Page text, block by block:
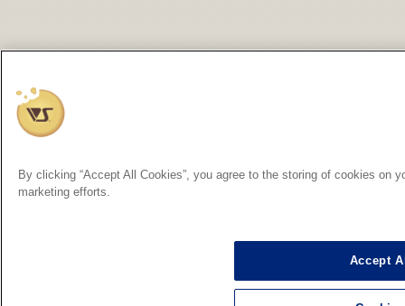
By clicking “Accept All Cookies”, you agree to the storing of cookies
marketing efforts.
Accept